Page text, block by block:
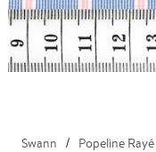
Swann Popeline